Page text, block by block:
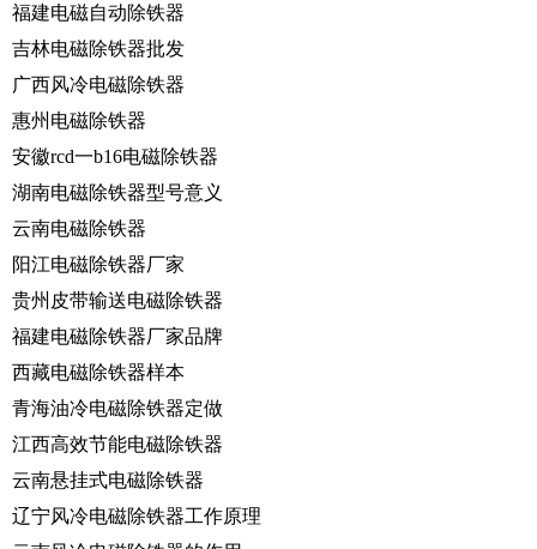
福建电磁自动除铁器
吉林电磁除铁器批发
广西风冷电磁除铁器
惠州电磁除铁器
安徽rcd一b16电磁除铁器
湖南电磁除铁器型号意义
云南电磁除铁器
阳江电磁除铁器厂家
贵州皮带输送电磁除铁器
福建电磁除铁器厂家品牌
西藏电磁除铁器样本
青海油冷电磁除铁器定做
江西高效节能电磁除铁器
云南悬挂式电磁除铁器
辽宁风冷电磁除铁器工作原理